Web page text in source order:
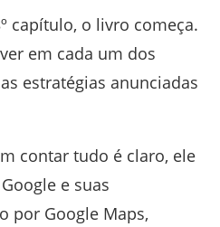
capítulo, o livro começa.
em cada um dos
estratégias anunciadas
contar tudo é claro, ele
e suas
por Google Maps,